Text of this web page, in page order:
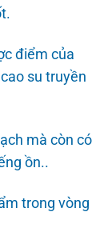
điểm của
su truyền
mà còn có
ồn..
trong vòng